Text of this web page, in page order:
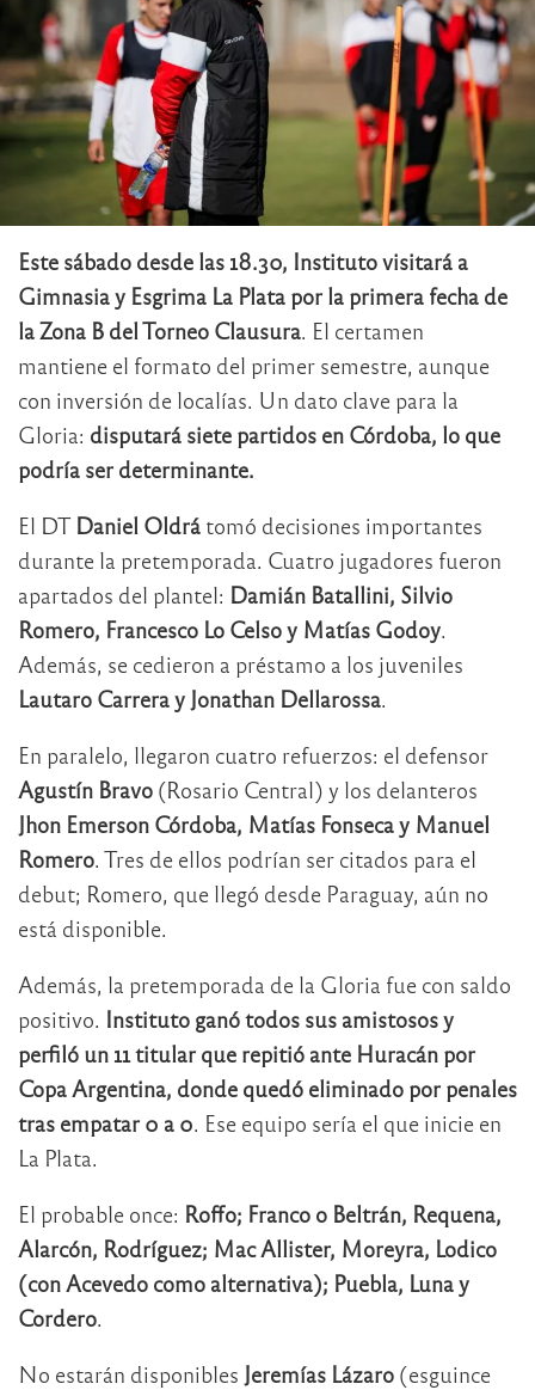
Este sábado desde las 18.30, Instituto visitará a
Gimnasia y Esgrima La Plata por la primera fecha de
la Zona B del Torneo Clausura. El certamen
mantiene el formato del primer semestre, aunque
con inversión de localías. Un dato clave para la
Gloria: disputará siete partidos en Córdoba, lo que
podría ser determinante.
El DT Daniel Oldrá tomó decisiones importantes
durante la pretemporada. Cuatro jugadores fueron
apartados del plantel: Damián Batallini, Silvio
Romero, Francesco Lo Celso y Matías Godoy.
Además, se cedieron a préstamo a los juveniles
Lautaro Carrera y Jonathan Dellarossa.
En paralelo, llegaron cuatro refuerzos: el defensor
Agustín Bravo (Rosario Central) y los delanteros
Jhon Emerson Córdoba, Matías Fonseca y Manuel
Romero. Tres de ellos podrían ser citados para el
debut; Romero, que llegó desde Paraguay, aún no
está disponible.
Además, la pretemporada de la Gloria fue con saldo
positivo. Instituto ganó todos sus amistosos y
perfiló un 11 titular que repitió ante Huracán por
Copa Argentina, donde quedó eliminado por penales
tras empatar 0 a 0. Ese equipo sería el que inicie en
La Plata.
El probable once: Roffo; Franco o Beltrán, Requena,
Alarcón, Rodríguez; Mac Allister, Moreyra, Lodico
(con Acevedo como alternativa); Puebla, Luna y
Cordero.
No estarán disponibles Jeremías Lázaro (esguince